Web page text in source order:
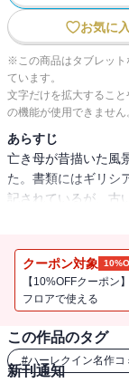
お気に
※この商品はタブレット
ています。
文字だけを拡大するこ
の機能が使用できません
あらすじ
亡き母が昔描いた風
た。書類にはギリシ
記されているが、古
い。秘密を直感した
魅力的な庭師アンド
かれていく。その先
らずに…。
クーポン対象
【10%OFFクーポン
フロアで使える
この作品のタグ
#ハーレクイン名作コ
新刊通知